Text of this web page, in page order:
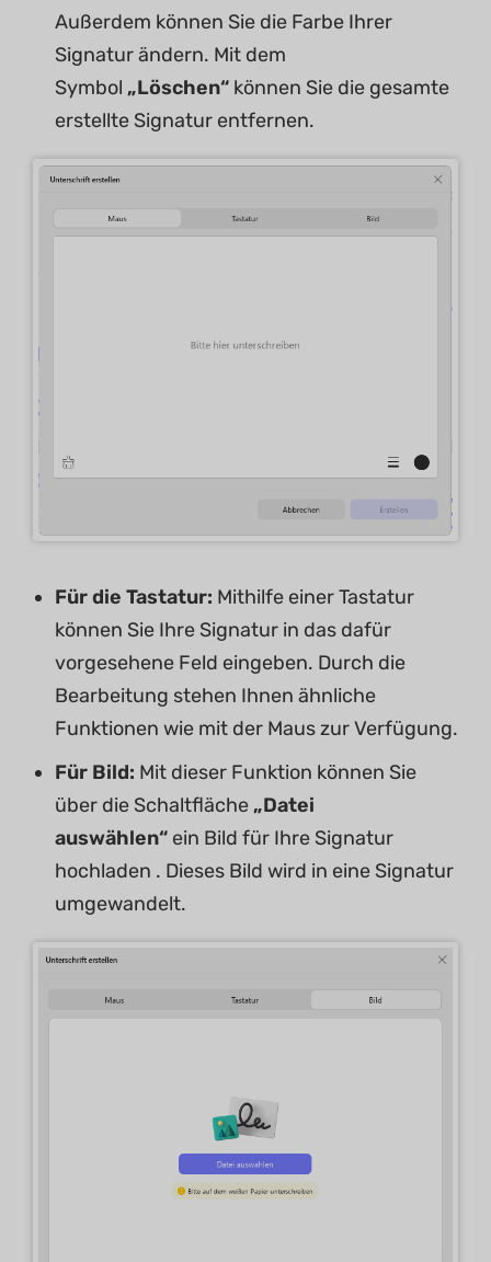
Außerdem können Sie die Farbe Ihrer
Signatur ändern. Mit dem
Symbol „Löschen“ können Sie die gesamte
erstellte Signatur entfernen.
Für die Tastatur: Mithilfe einer Tastatur
können Sie Ihre Signatur in das dafür
vorgesehene Feld eingeben. Durch die
Bearbeitung stehen Ihnen ähnliche
Funktionen wie mit der Maus zur Verfügung.
Für Bild: Mit dieser Funktion können Sie
über die Schaltfläche„Datei
auswählen“ ein Bild für Ihre Signatur
hochladen . Dieses Bild wird in eine Signatur
umgewandelt.